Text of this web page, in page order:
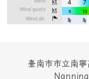
頁尾區域內容
臺南市市立南